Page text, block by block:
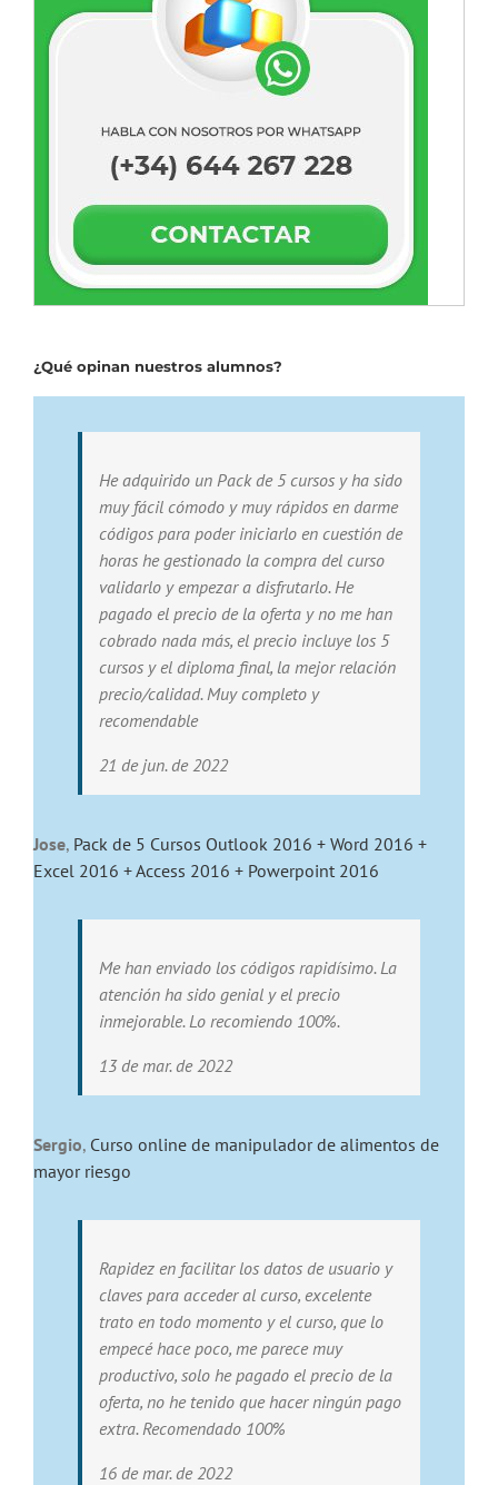
¿Qué opinan nuestros alumnos?
He adquirido un Pack de 5 cursos y ha sido
muy fácil cómodo y muy rápidos en darme
códigos para poder iniciarlo en cuestión de
horas he gestionado la compra del curso
validarlo y empezar a disfrutarlo. He
pagado el precio de la oferta y no me han
cobrado nada más, el precio incluye los 5
cursos y el diploma final, la mejor relación
precio/calidad. Muy completo y
recomendable
21 de jun. de 2022
Jose, Pack de 5 Cursos Outlook 2016 + Word 2016 +
Excel 2016 + Access 2016 + Powerpoint 2016
Me han enviado los códigos rapidísimo. La
atención ha sido genial y el precio
inmejorable. Lo recomiendo 100%.
13 de mar. de 2022
Sergio, Curso online de manipulador de alimentos de
mayor riesgo
Rapidez en facilitar los datos de usuario y
claves para acceder al curso, excelente
trato en todo momento y el curso, que lo
empecé hace poco, me parece muy
productivo, solo he pagado el precio de la
oferta, no he tenido que hacer ningún pago
extra. Recomendado 100%
16 de mar. de 2022